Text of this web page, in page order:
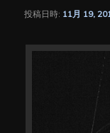
シ
ン
投稿日時: 11月 19,